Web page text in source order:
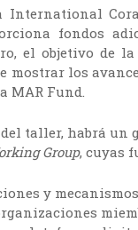
International
fondos
el objetivo de
mostrar los
MAR Fund.
taller, habrá un
Group, cuyas
y